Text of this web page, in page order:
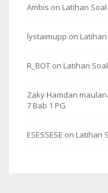
Ambis on Latihan Soal
lystaimupp on
R_BOT on Latihan
Zaky Hamdan
7 Bab 1 PG
ESESSESE on Latihan